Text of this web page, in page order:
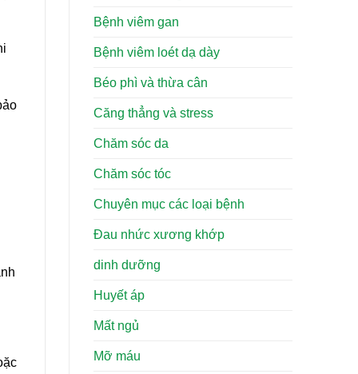
Bệnh viêm gan
Bệnh viêm loét dạ dày
Béo phì và thừa cân
Căng thẳng và stress
Chăm sóc da
Chăm sóc tóc
Chuyên mục các loại bệnh
Đau nhức xương khớp
dinh dưỡng
Huyết áp
Mất ngủ
Mỡ máu